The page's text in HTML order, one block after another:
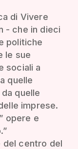
di Vivere
- che in dieci
politiche
le sue
sociali a
quelle
quelle
imprese.
opere e
del centro del